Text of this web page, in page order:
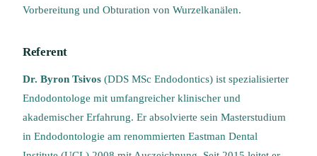
Vorbereitung und Obturation von Wurzelkanälen.
Referent
Dr. Byron Tsivos (DDS MSc Endodontics) ist spezialisierter
Endodontologe mit umfangreicher klinischer und
akademischer Erfahrung. Er absolvierte sein Masterstudium
in Endodontologie am renommierten Eastman Dental